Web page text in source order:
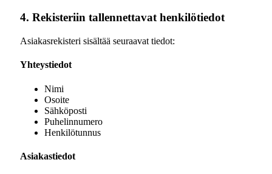
4. Rekisteriin tallennettavat henkilötiedot
Asiakasrekisteri sisältää seuraavat tiedot:
Yhteystiedot
Nimi
Osoite
Sähköposti
Puhelinnumero
Henkilötunnus
Asiakastiedot